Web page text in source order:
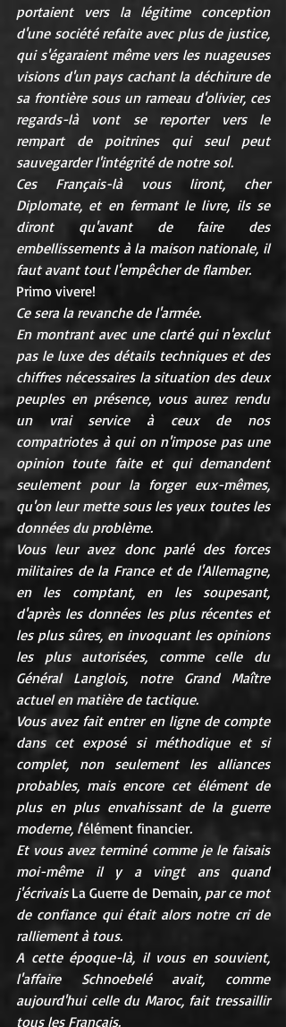
portaient vers la légitime conception
d'une société refaite avec plus de justice,
qui s'égaraient même vers les nuageuses
visions d'un pays cachant la déchirure de
sa frontière sous un rameau d'olivier, ces
regards-là vont se reporter vers le
rempart de poitrines qui seul peut
sauvegarder l'intégrité de notre sol.
Ces Français-là vous liront, cher
Diplomate, et en fermant le livre, ils se
diront qu'avant de faire des
embellissements à la maison nationale, il
faut avant tout l'empêcher de flamber.
Primo vivere!
Ce sera la revanche de l'armée.
En montrant avec une clarté qui n'exclut
pas le luxe des détails techniques et des
chiffres nécessaires la situation des deux
peuples en présence, vous aurez rendu
un vrai service à ceux de nos
compatriotes à qui on n'impose pas une
opinion toute faite et qui demandent
seulement pour la forger eux-mêmes,
qu'on leur mette sous les yeux toutes les
données du problème.
Vous leur avez donc parlé des forces
militaires de la France et de l'Allemagne,
en les comptant, en les soupesant,
d'après les données les plus récentes et
les plus sûres, en invoquant les opinions
les plus autorisées, comme celle du
Général Langlois, notre Grand Maître
actuel en matière de tactique.
Vous avez fait entrer en ligne de compte
dans cet exposé si méthodique et si
complet, non seulement les alliances
probables, mais encore cet élément de
plus en plus envahissant de la guerre
moderne, l'élément financier.
Et vous avez terminé comme je le faisais
moi-même il y a vingt ans quand
j'écrivais La Guerre de Demain, par ce mot
de confiance qui était alors notre cri de
ralliement à tous.
A cette époque-là, il vous en souvient,
l'affaire Schnoebelé avait, comme
aujourd'hui celle du Maroc, fait tressaillir
tous les Français.